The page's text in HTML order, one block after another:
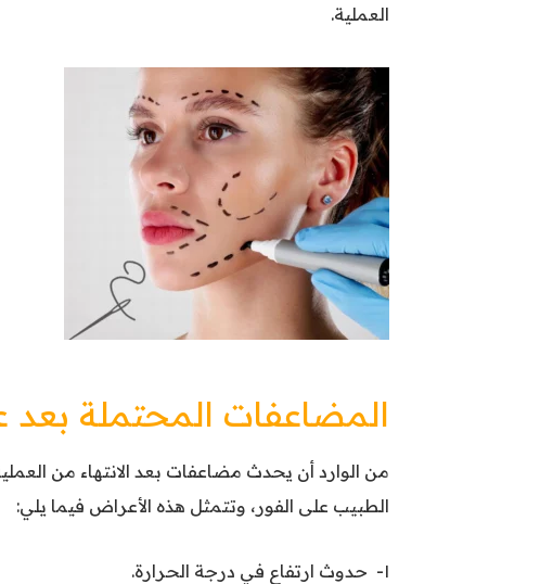
العملية.
المضاعفات المحتملة
من الوارد أن يحدث مضاعفات بعد الانتهاء من
الطبيب على الفور، وتتمثل هذه الأعراض فيما يلي:
١- حدوث ارتفاع في درجة الحرارة.